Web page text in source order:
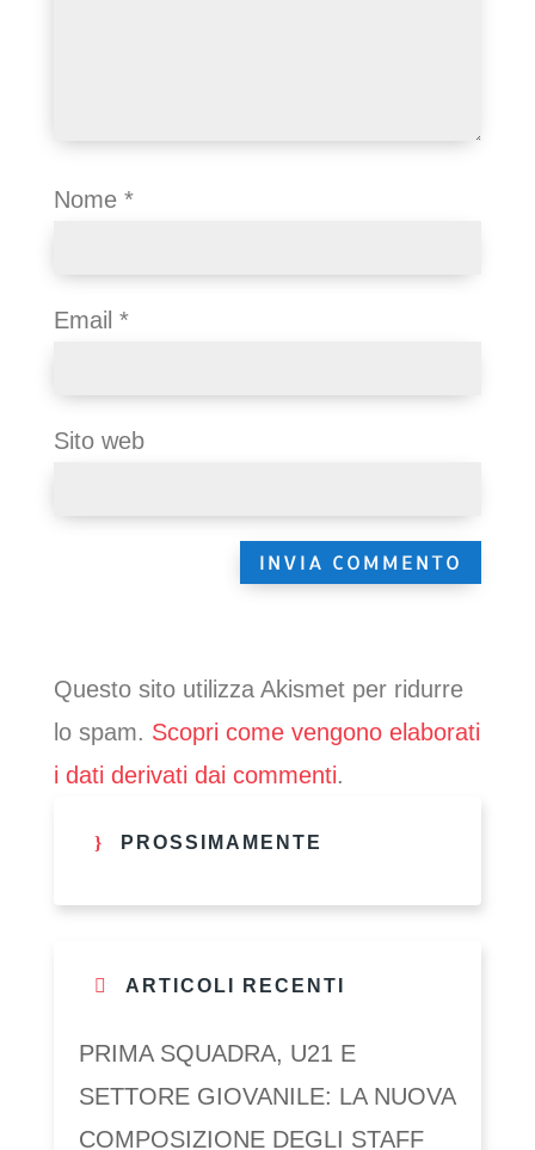
Nome *
Email *
Sito web
Questo sito utilizza Akismet per ridurre
lo spam. Scopri come vengono elaborati
i dati derivati dai commenti.
PROSSIMAMENTE
ARTICOLI RECENTI
PRIMA SQUADRA, U21 E
SETTORE GIOVANILE: LA NUOVA
COMPOSIZIONE DEGLI STAFF